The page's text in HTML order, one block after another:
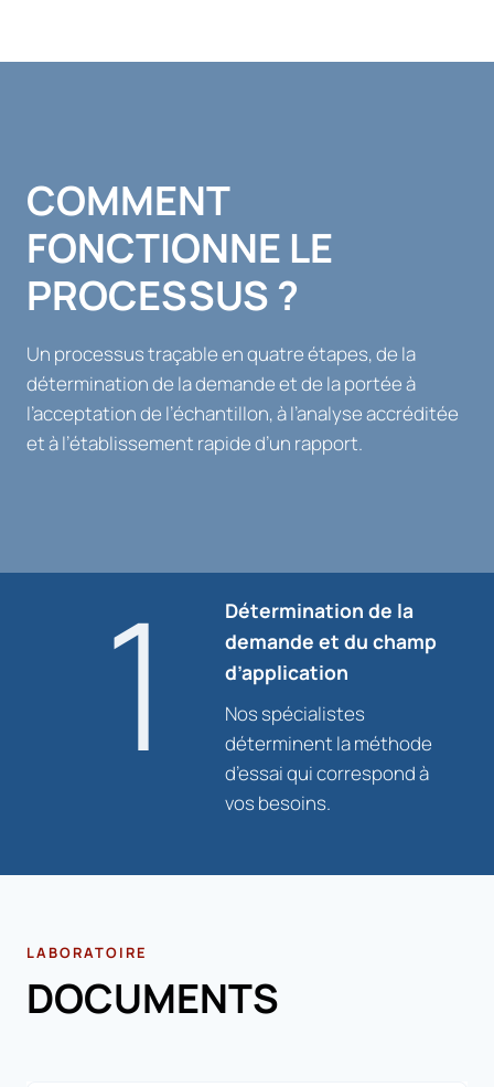
COMMENT
FONCTIONNE LE
PROCESSUS ?
Un processus traçable en quatre étapes, de la
détermination de la demande et de la portée à
l’acceptation de l’échantillon, à l’analyse accréditée
et à l’établissement rapide d’un rapport.
1
Détermination de la
demande et du champ
d’application
Nos spécialistes
déterminent la méthode
d’essai qui correspond à
vos besoins.
LABORATOIRE
DOCUMENTS